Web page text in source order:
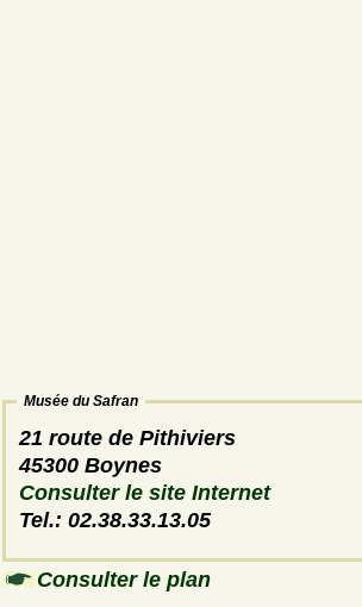
Musée du Safran
21 route de Pithiviers
45300 Boynes
Consulter le site Internet
Tel.: 02.38.33.13.05
Consulter le plan